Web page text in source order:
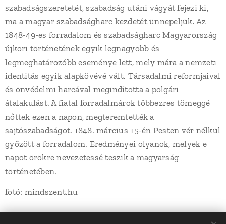
szabadságszeretetét, szabadság utáni vágyát fejezi ki,
ma a magyar szabadságharc kezdetét ünnepeljük. Az
1848-49-es forradalom és szabadságharc Magyarország
újkori történetének egyik legnagyobb és
legmeghatározóbb eseménye lett, mely mára a nemzeti
identitás egyik alapkövévé vált. Társadalmi reformjaival
és önvédelmi harcával megindította a polgári
átalakulást. A fiatal forradalmárok többezres tömeggé
nőttek ezen a napon, megteremtették a
sajtószabadságot. 1848. március 15-én Pesten vér nélkül
győzött a forradalom. Eredményei olyanok, melyek e
napot örökre nevezetessé teszik a magyarság
történetében.
fotó: mindszent.hu